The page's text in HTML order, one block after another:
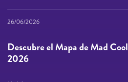
26/06/2026
Descubre el Mapa de Mad Cool
2026